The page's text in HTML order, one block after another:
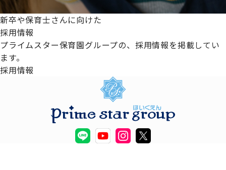
新卒や保育士さんに向けた
採用情報
プライムスター保育園グループの、採用情報を掲載してい
ます。
採用情報